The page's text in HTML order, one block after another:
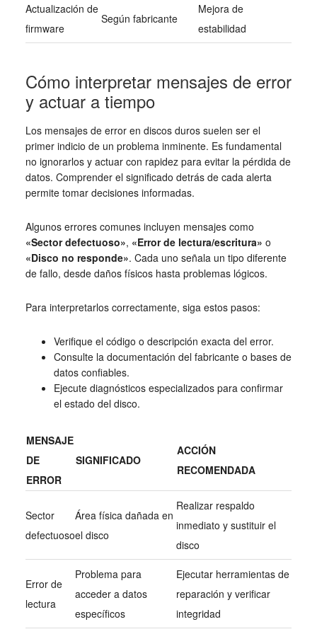
Actualización de
firmware
Según fabricante
Mejora de
estabilidad
Cómo interpretar mensajes de error
y actuar a tiempo
Los mensajes de error en discos duros suelen ser el
primer indicio de un problema inminente. Es fundamental
no ignorarlos y actuar con rapidez para evitar la pérdida de
datos. Comprender el significado detrás de cada alerta
permite tomar decisiones informadas.
Algunos errores comunes incluyen mensajes como
«Sector defectuoso», «Error de lectura/escritura» o
«Disco no responde». Cada uno señala un tipo diferente
de fallo, desde daños físicos hasta problemas lógicos.
Para interpretarlos correctamente, siga estos pasos:
Verifique el código o descripción exacta del error.
Consulte la documentación del fabricante o bases de
datos confiables.
Ejecute diagnósticos especializados para confirmar
el estado del disco.
MENSAJE
DE
ERROR
SIGNIFICADO
ACCIÓN
RECOMENDADA
Sector
defectuoso
Área física dañada en
el disco
Realizar respaldo
inmediato y sustituir el
disco
Error de
lectura
Problema para
acceder a datos
específicos
Ejecutar herramientas de
reparación y verificar
integridad